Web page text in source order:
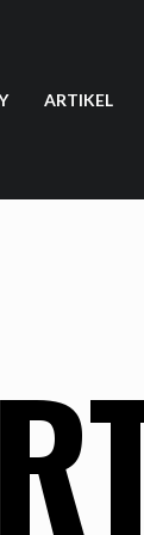
ARTIKEL